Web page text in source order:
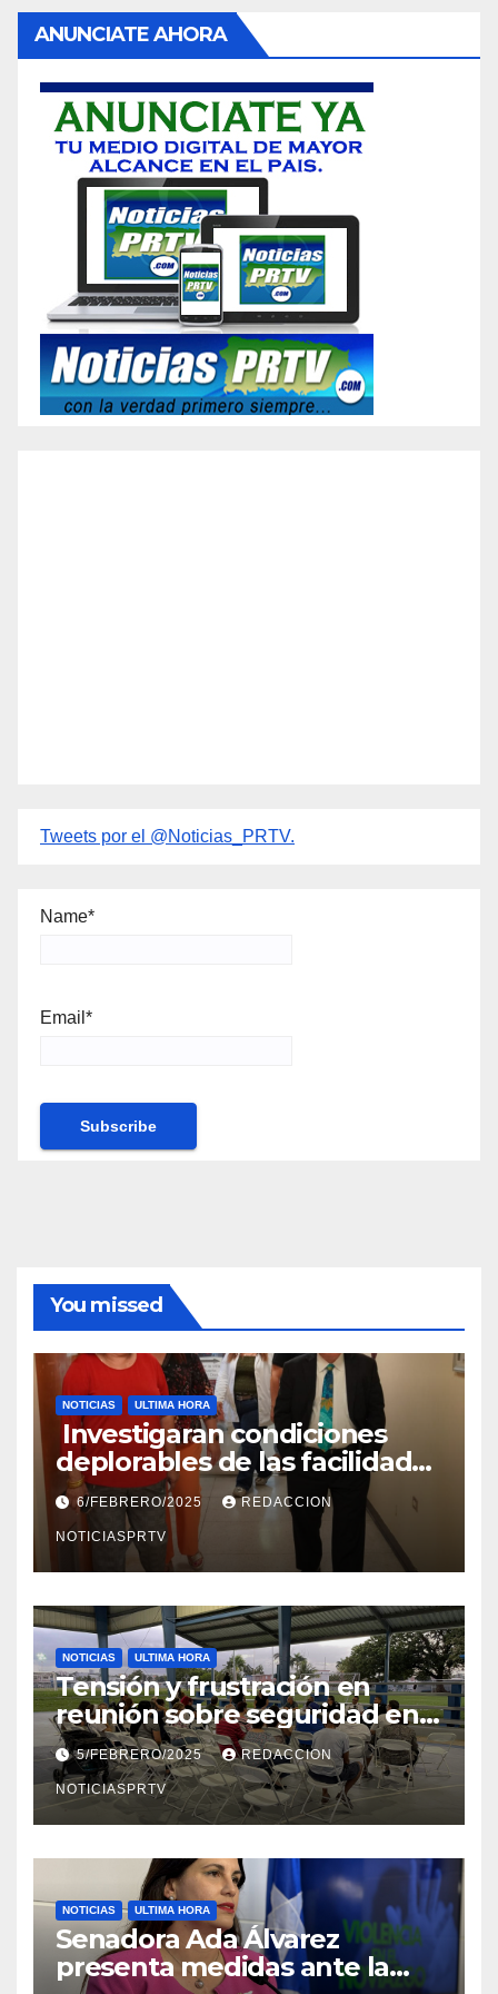
ANUNCIATE AHORA
Tweets por el @Noticias_PRTV.
Name*
Email*
You missed
NOTICIAS ULTIMA HORA
Investigaran condiciones
deplorables de las facilidades
el Departamento de la Salud
en Mayagüez
6/FEBRERO/2025 REDACCION
NOTICIASPRTV
NOTICIAS ULTIMA HORA
Tensión y frustración en
reunión sobre seguridad en
Reparto Metropolitano
5/FEBRERO/2025 REDACCION
NOTICIASPRTV
NOTICIAS ULTIMA HORA
Senadora Ada Álvarez
presenta medidas ante la